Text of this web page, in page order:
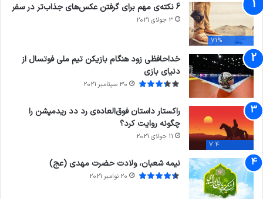
71%
6 نکته‌ی مهم برای گرفتن عکس‌های جذاب‌تر در سفر
3 جولای 2021
خداحافظی زود هنگام بازیکن تیم ملی فوتسال از
دنیای بازی
30 سپتامبر 2021
7.4
راکستار داستان فوق‌العاده‌ی رد دد ریدمپشن را
چگونه روایت کرد؟
11 جولای 2021
نیمه شعبان، ولادت حضرت مهدی (عج)
20 نوامبر 2021